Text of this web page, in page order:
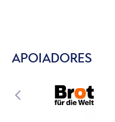
APOIADORES